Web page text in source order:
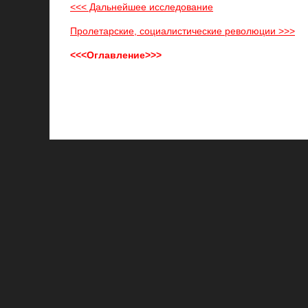
<<< Дальнейшее исследование
Пролетарские, социалистические революции >>>
<<<Оглавление>>>